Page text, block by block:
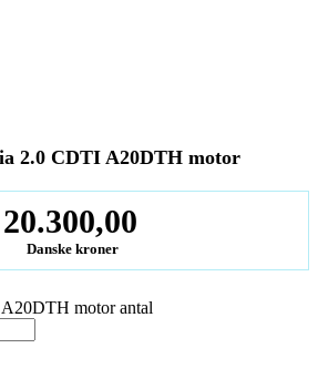
2.0 CDTI A20DTH motor
20.300,00
Danske kroner
motor antal